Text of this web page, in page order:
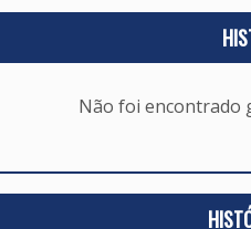
Não foi encontrado